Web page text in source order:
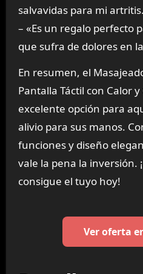
salvavidas para mi
– «Es un regalo perfecto
que sufra de dolores en
En resumen, el
Pantalla Táctil con Calor
excelente opción para
alivio para sus manos.
funciones y diseño
vale la pena la inversión.
consigue el tuyo hoy!
Ver oferta